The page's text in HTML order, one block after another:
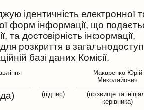
ідентичність електронної
форм інформації, що
та достовірність інформації,
розкриття в
базі даних Комісії.
Макаренко Юрій
Миколайович
(підпис)
(прізвище та
керівника)